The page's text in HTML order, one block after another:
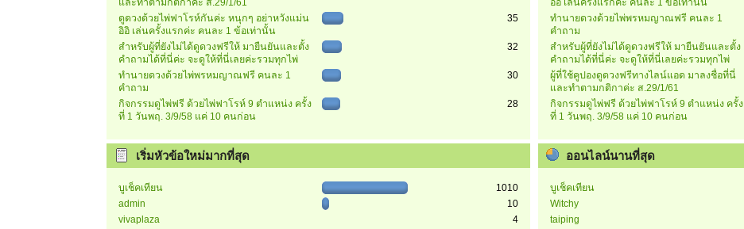
ดูดวงด้วยไพ่ฟาโรห์กันค่ะ หนุกๆ อย่าหวังแม่น
อิอิ เล่นครั้งแรกค่ะ คนละ 1 ข้อเท่านั้น
35
สำหรับผู้ที่ยังไม่ได้ดูดวงฟรีให้ มายืนยันและตั้ง
คำถามได้ที่นี่ค่ะ จะดูให้ที่นี่เลยค่ะรวมทุกไพ่
32
ทำนายดวงด้วยไพ่พรหมญาณฟรี คนละ 1
คำถาม
30
กิจกรรมดูไพ่ฟรี ด้วยไพ่ฟาโรห์ 9 ตำแหน่ง ครั้ง
ที่ 1 วันพฤ. 3/9/58 แค่ 10 คนก่อน
28
ทำนายดวงด้วยไพ่พรหมญาณฟรี คนละ 1
คำถาม
สำหรับผู้ที่ยังไม่ได้ดูดวงฟรีให้ มายืนยันและตั้ง
คำถามได้ที่นี่ค่ะ จะดูให้ที่นี่เลยค่ะรวมทุกไพ่
ผู้ที่ใช้คูปองดูดวงฟรีทางไลน์แอด มาลงชื่อที่นี่
และทำตามกติกาค่ะ ส.29/1/61
กิจกรรมดูไพ่ฟรี ด้วยไพ่ฟาโรห์ 9 ตำแหน่ง ครั้ง
ที่ 1 วันพฤ. 3/9/58 แค่ 10 คนก่อน
เริ่มหัวข้อใหม่มากที่สุด
บูเช็คเทียน
1010
admin
10
vivaplaza
4
ออนไลน์นานที่สุด
บูเช็คเทียน
Witchy
taiping